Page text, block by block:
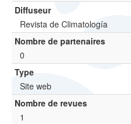
Diffuseur
Revista de Climatología
Nombre de partenaires
0
Type
Site web
Nombre de revues
1